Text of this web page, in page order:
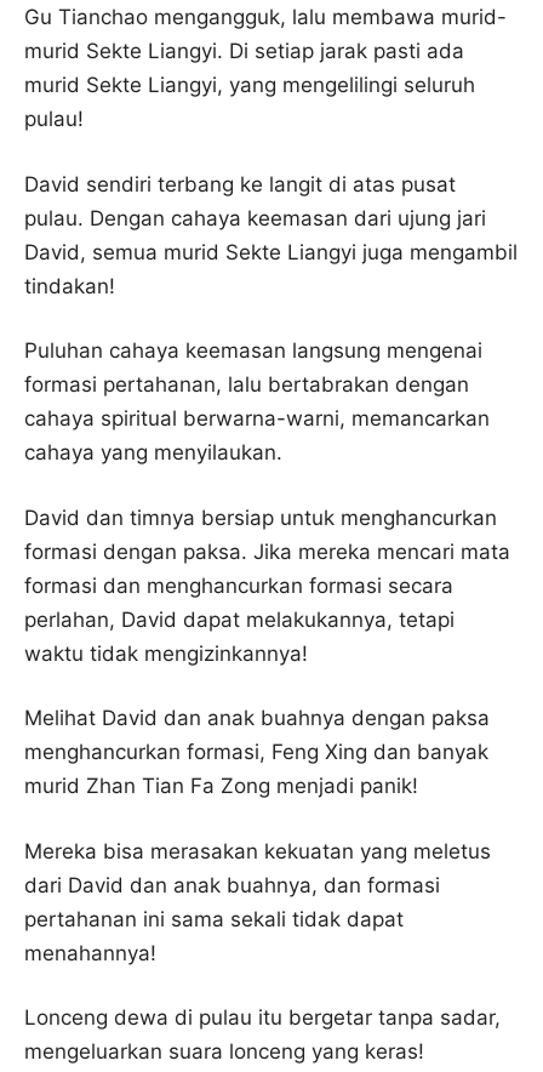
Gu Tianchao mengangguk, lalu membawa murid-
murid Sekte Liangyi. Di setiap jarak pasti ada
murid Sekte Liangyi, yang mengelilingi seluruh
pulau!
David sendiri terbang ke langit di atas pusat
pulau. Dengan cahaya keemasan dari ujung jari
David, semua murid Sekte Liangyi juga mengambil
tindakan!
Puluhan cahaya keemasan langsung mengenai
formasi pertahanan, lalu bertabrakan dengan
cahaya spiritual berwarna-warni, memancarkan
cahaya yang menyilaukan.
David dan timnya bersiap untuk menghancurkan
formasi dengan paksa. Jika mereka mencari mata
formasi dan menghancurkan formasi secara
perlahan, David dapat melakukannya, tetapi
waktu tidak mengizinkannya!
Melihat David dan anak buahnya dengan paksa
menghancurkan formasi, Feng Xing dan banyak
murid Zhan Tian Fa Zong menjadi panik!
Mereka bisa merasakan kekuatan yang meletus
dari David dan anak buahnya, dan formasi
pertahanan ini sama sekali tidak dapat
menahannya!
Lonceng dewa di pulau itu bergetar tanpa sadar,
mengeluarkan suara lonceng yang keras!